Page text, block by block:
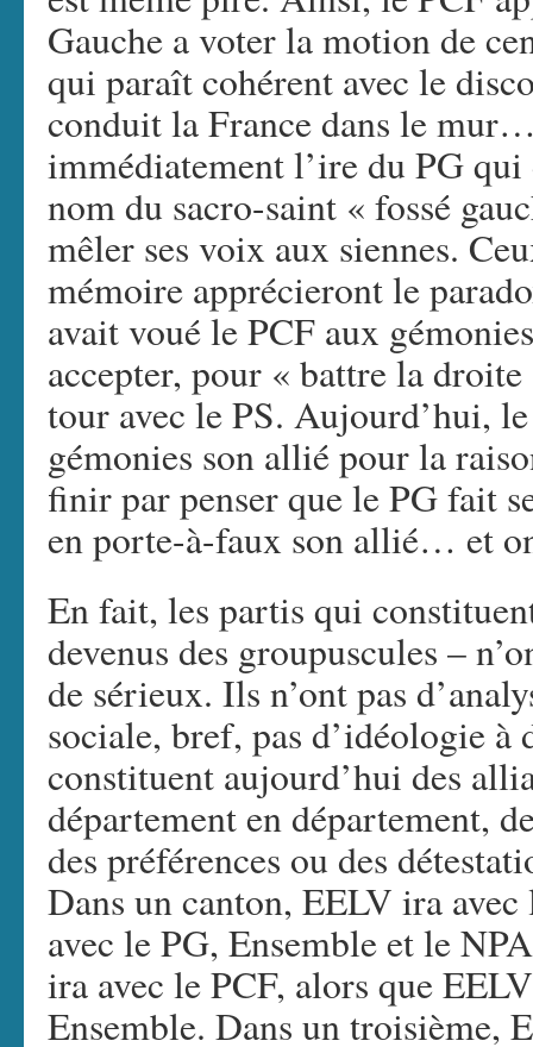
Gauche a voter la motion de
qui paraît cohérent avec le
conduit la France dans le
immédiatement l’ire du PG
nom du sacro-saint « fossé
mêler ses voix aux siennes.
mémoire apprécieront le
avait voué le PCF aux
accepter, pour « battre la
tour avec le PS. Aujourd’hui,
gémonies son allié pour la
finir par penser que le PG fait
en porte-à-faux son allié… et
En fait, les partis qui
devenus des groupuscules –
de sérieux. Ils n’ont pas
sociale, bref, pas d’idéologie à
constituent aujourd’hui des
département en département,
des préférences ou des
Dans un canton, EELV ira
avec le PG, Ensemble et le
ira avec le PCF, alors que
Ensemble. Dans un troisième,